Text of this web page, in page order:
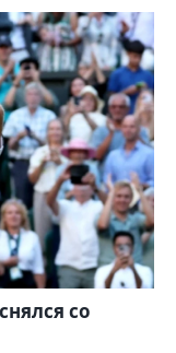
со